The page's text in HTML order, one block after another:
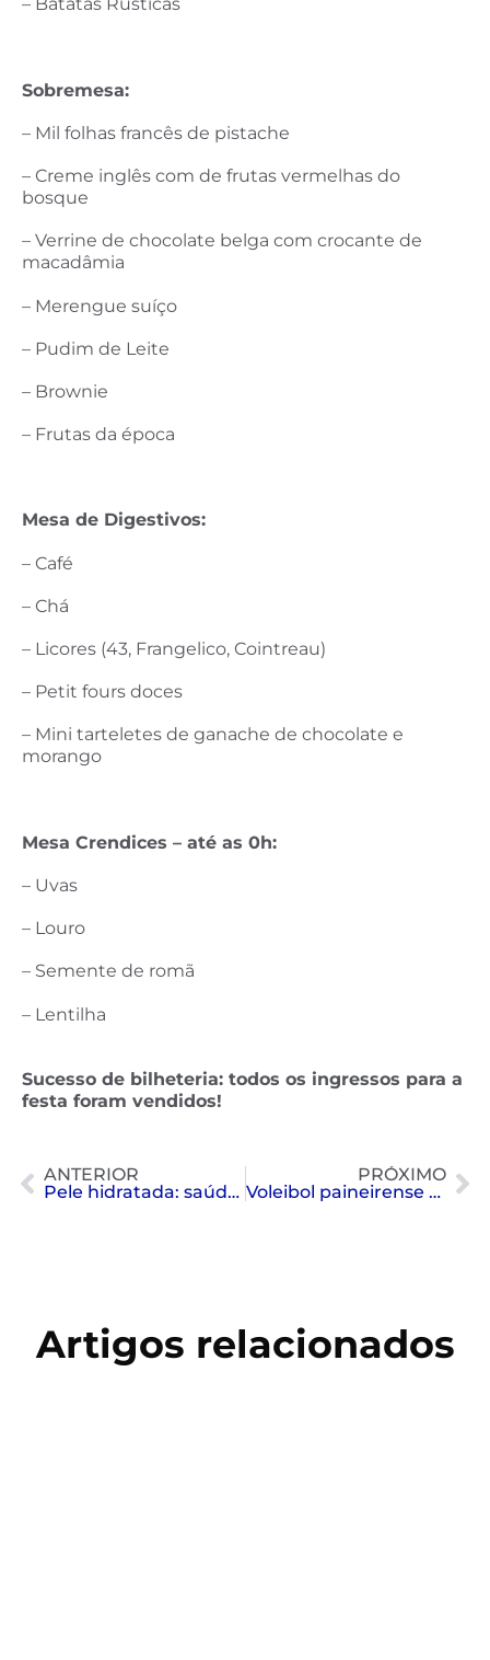
– Batatas Rústicas
Sobremesa:
– Mil folhas francês de pistache
– Creme inglês com de frutas vermelhas do
bosque
– Verrine de chocolate belga com crocante de
macadâmia
– Merengue suíço
– Pudim de Leite
– Brownie
– Frutas da época
Mesa de Digestivos:
– Café
– Chá
– Licores (43, Frangelico, Cointreau)
– Petit fours doces
– Mini tarteletes de ganache de chocolate e
morango
Mesa Crendices – até as 0h:
– Uvas
– Louro
– Semente de romã
– Lentilha
Sucesso de bilheteria: todos os ingressos para a
festa foram vendidos!
ANTERIOR
Pele hidratada: saúde e beleza
PRÓXIMO
Voleibol paineirense campeão série bronze
Artigos relacionados